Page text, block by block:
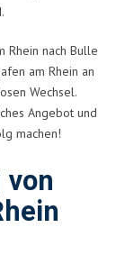
Rhein nach Bulle
am Rhein an
Wechsel.
Angebot und
machen!